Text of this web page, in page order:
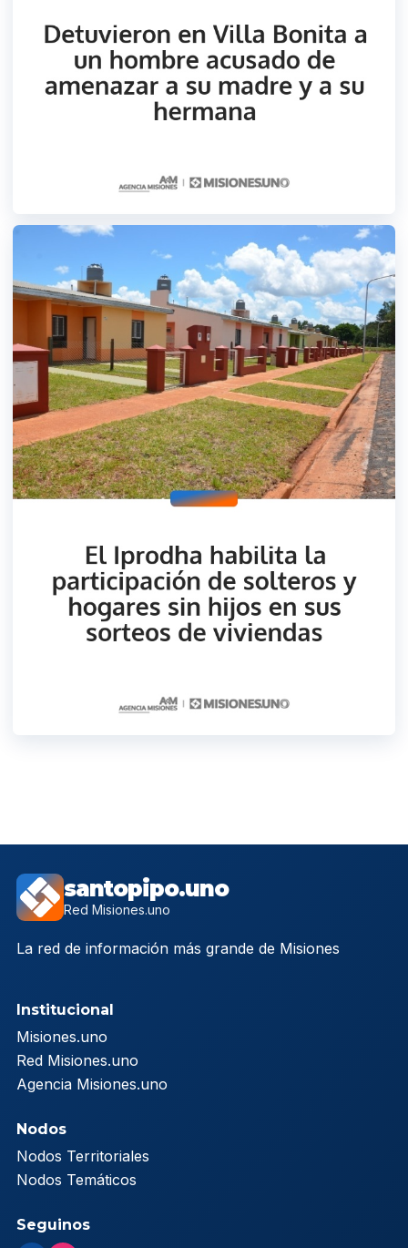
santopipo.uno
Red Misiones.uno
La red de información más grande de Misiones
Institucional
Misiones.uno
Red Misiones.uno
Agencia Misiones.uno
Nodos
Nodos Territoriales
Nodos Temáticos
Seguinos